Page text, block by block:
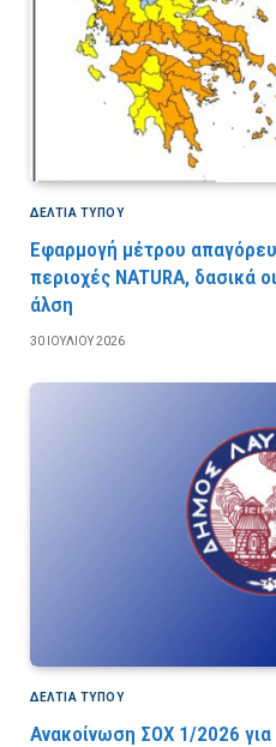
ΔΕΛΤΙΑ ΤΥΠΟΥ
Εφαρμογή μέτρου
περιοχές NATURA, δασικά
άλση
30 ΙΟΥΛΊΟΥ 2026
ΔΕΛΤΙΑ ΤΥΠΟΥ
Ανακοίνωση ΣΟΧ 1/2026